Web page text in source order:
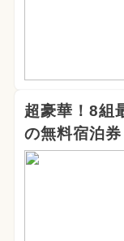
超豪華！8組
の無料宿泊券